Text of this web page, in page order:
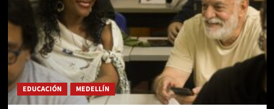
EDUCACIÓN MEDELLÍN